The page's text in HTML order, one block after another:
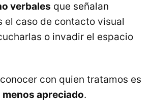
verbales que señalan
el caso de contacto visual
o invadir el espacio
con quien tratamos es
apreciado.